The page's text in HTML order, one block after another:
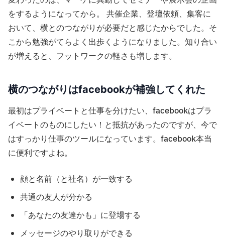
をするようになってから。 共催企業、登壇依頼、集客に
おいて、横とのつながりが必要だと感じたからでした。そ
こから勉強がてらよく出歩くようになりました。知り合い
が増えると、フットワークの軽さも増します。
横のつながりはfacebookが補強してくれた
最初はプライベートと仕事を分けたい、facebookはプラ
イベートのものにしたい！と抵抗があったのですが、今で
はすっかり仕事のツールになっています。facebook本当
に便利ですよね。
顔と名前（と社名）が一致する
共通の友人が分かる
「あなたの友達かも」に登場する
メッセージのやり取りができる